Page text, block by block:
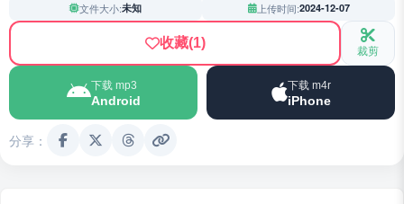
文件大小:未知 上传时间:2024-12-07
收藏(1) 裁剪
下载 mp3
Android
下载 m4r
iPhone
分享：